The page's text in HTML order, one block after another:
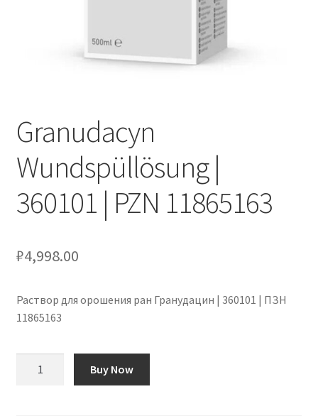
Granudacyn
Wundspüllösung |
360101 | PZN 11865163
₽4,998.00
Раствор для орошения ран Гранудацин | 360101 | ПЗН
11865163
Buy Now